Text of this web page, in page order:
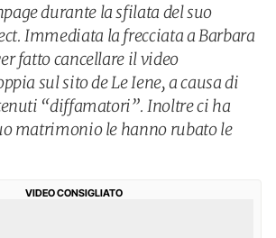
durante la sfilata del suo
Immediata la frecciata a Barbara
fatto cancellare il video
sul sito de Le Iene, a causa di
“diffamatori”. Inoltre ci ha
matrimonio le hanno rubato le
VIDEO CONSIGLIATO